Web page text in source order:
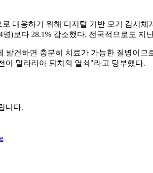
대응하기 위해 디지털 기반 모기 감시
)보다 28.1% 감소했다. 전국적으로도 지
견하면 충분히 치료가 가능한 질병이
이 말라리아 퇴치의 열쇠"라고 당부했다.
니다.